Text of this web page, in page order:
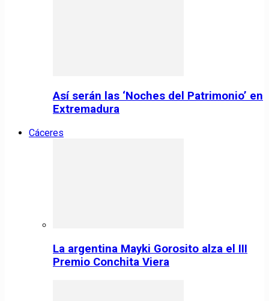
Así serán las ‘Noches del Patrimonio’ en
Extremadura
Cáceres
La argentina Mayki Gorosito alza el III
Premio Conchita Viera